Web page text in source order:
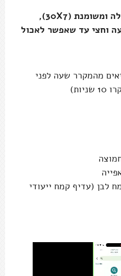
תבנית אינגליש קייק גדולה ומשומנת (30X7),
מהמקרר שעה לפני
(350 גרם) קמח לבן (עדיף קמח ייעודי